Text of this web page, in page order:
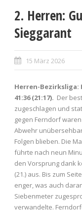
2. Herren:
Sieggarant
15 März 2026
Herren-Bezirksliga:
41:36 (21:17). Der
zugeschlagen und
gegen Ferndorf
Abwehr
Folgen blieben. Die
führte nach neun
den Vorsprung dank
(21.) aus. Bis zum
enger, was auch
Siebenmeter
verwandelte.